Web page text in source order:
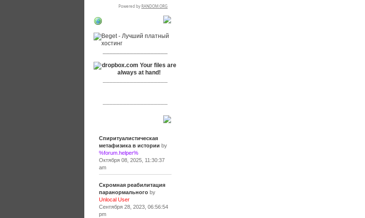
с:
Спиритуалистическая
метафизика в истории by
%forum.helper%
Октября 08, 2025, 11:30:37
am
Скромная реабилитация
паранормальногоby
Unlocal User
Сентября 28, 2023, 06:56:54
pm